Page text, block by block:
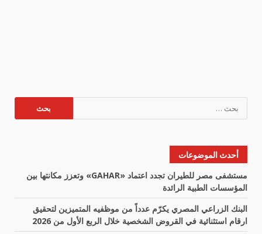
عن:
أحدث الموضوعات
مستشفى مصر للطيران تجدد اعتماد «GAHAR» وتعزز مكانتها بين
المؤسسات الطبية الرائدة
البنك الزراعي المصري يكرّم عدداً من موظفيه المتميزين لتحقيق
ارقام استثنائية في القروض الشخصية خلال الربع الأول من 2026